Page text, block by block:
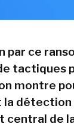
par ce
tactiques
montre
détection
central de